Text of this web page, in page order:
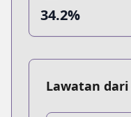
34.2%
Lawatan dari